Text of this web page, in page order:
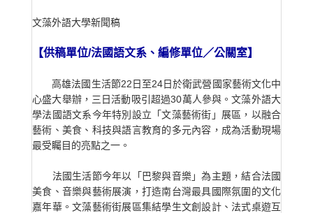
文藻外語大
【供稿單位/法國語文系、編修單位／公關室】
高雄法國生活節22日至24日於衛武營國家藝術文化中
心盛大舉辦，三日活動吸引超過30萬人參與。文藻外語大
學法國語文系今年特別設立「文藻藝術街」展區，以融合
藝術、美食、科技與語言教育的多元內容，成為活動現場
最受矚目的亮點之一。
法國生活節今年以「巴黎與音樂」為主題，結合法國
美食、音樂與藝術展演，打造南台灣最具國際氛圍的文化
嘉年華。文藻藝術街展區集結學生文創設計、法式桌遊互